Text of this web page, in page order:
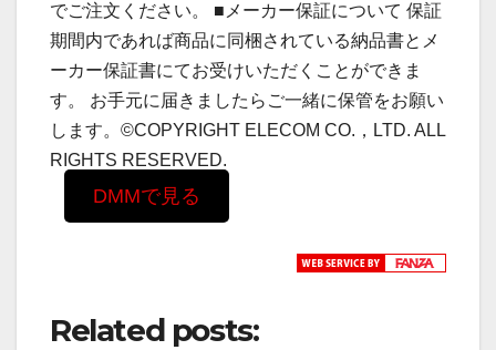
でご注文ください。 ■メーカー保証について 保証
期間内であれば商品に同梱されている納品書とメ
ーカー保証書にてお受けいただくことができま
す。 お手元に届きましたらご一緒に保管をお願い
します。©COPYRIGHT ELECOM CO.，LTD. ALL
RIGHTS RESERVED.
DMMで見る
Related posts: